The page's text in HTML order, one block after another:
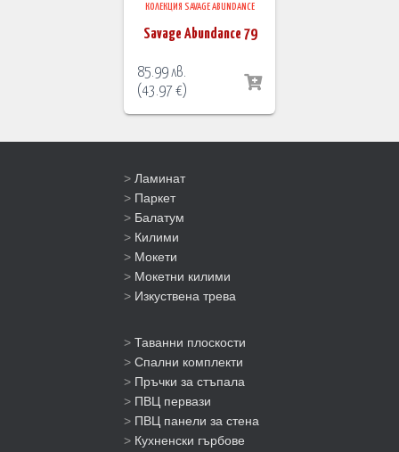
КОЛЕКЦИЯ SAVAGE ABUNDANCE
Savage Abundance 79
85.99лв.
(43.97€)
> Ламинат
> Паркет
> Балатум
> Килими
> Мокети
> Мокетни килими
> Изкуствена трева
> Таванни плоскости
> Спални комплекти
> Пръчки за стъпала
> ПВЦ первази
> ПВЦ панели за стена
> Кухненски гърбове